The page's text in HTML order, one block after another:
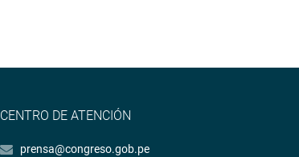
CENTRO DE ATENCIÓN
prensa@congreso.gob.pe